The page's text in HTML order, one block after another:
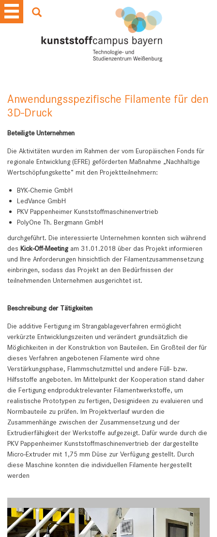
Anwendungsspezifische Filamente für den
3D-Druck
Beteiligte Unternehmen
Die Aktivitäten wurden im Rahmen der vom Europäischen Fonds für
regionale Entwicklung (EFRE) geförderten Maßnahme „Nachhaltige
Wertschöpfungskette“ mit den Projektteilnehmern:
BYK-Chemie GmbH
LedVance GmbH
PKV Pappenheimer Kunststoffmaschinenvertrieb
PolyOne Th. Bergmann GmbH
durchgeführt. Die interessierte Unternehmen konnten sich während
des Kick-Off-Meeting am 31.01.2018 über das Projekt informieren
und Ihre Anforderungen hinsichtlich der Filamentzusammensetzung
einbringen, sodass das Projekt an den Bedürfnissen der
teilnehmenden Unternehmen ausgerichtet ist.
Beschreibung der Tätigkeiten
Die additive Fertigung im Strangablageverfahren ermöglicht
verkürzte Entwicklungszeiten und verändert grundsätzlich die
Möglichkeiten in der Konstruktion von Bauteilen. Ein Großteil der für
dieses Verfahren angebotenen Filamente wird ohne
Verstärkungsphase, Flammschutzmittel und andere Füll- bzw.
Hilfsstoffe angeboten. Im Mittelpunkt der Kooperation stand daher
die Fertigung endproduktrelevanter Filamentwerkstoffe, um
realistische Prototypen zu fertigen, Designideen zu evaluieren und
Normbauteile zu prüfen. Im Projektverlauf wurden die
Zusammenhänge zwischen der Zusammensetzung und der
Extrudierfähigkeit der Werkstoffe aufgezeigt. Dafür wurde durch die
PKV Pappenheimer Kunststoffmaschinenvertrieb der dargestellte
Micro-Extruder mit 1,75 mm Düse zur Verfügung gestellt. Durch
diese Maschine konnten die individuellen Filamente hergestellt
werden